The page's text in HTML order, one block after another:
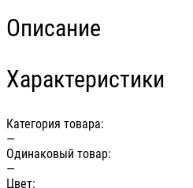
Описание
Характеристики
Категория товара:
—
Одинаковый товар:
—
Цвет: